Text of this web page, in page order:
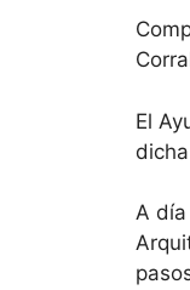
El
A